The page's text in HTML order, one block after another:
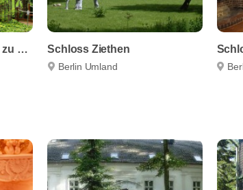
The Lakeside Burghotel zu Strausberg Schloss Ziethen
Berlin Umland